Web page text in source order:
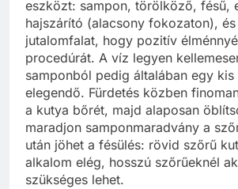
eszközt: sampon, törölköző, fésű,
hajszárító (alacsony fokozaton),
jutalomfalat, hogy pozitív
procedúrát. A víz legyen
samponból pedig általában egy kis
elegendő. Fürdetés közben
a kutya bőrét, majd alaposan
maradjon samponmaradvány a
után jöhet a fésülés: rövid szőrű
alkalom elég, hosszú szőrűeknél
szükséges lehet.